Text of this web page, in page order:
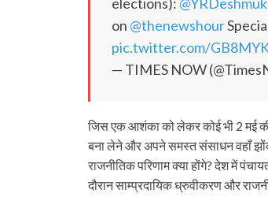
on @thenewshour
pic.twitter.com/
— TIMES NOW
जिस एक आशंका को लेकर कोई भी 2 मई की
बना लेने और अपने समस्त संसाधन वहाँ
राजनीतिक परिणाम क्या होंगे? देश में
दौरान साम्प्रदायिक ध्रुवीकरण और